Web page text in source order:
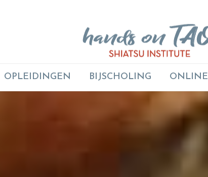
OPLEIDINGEN BIJSCHOLING ONLINE